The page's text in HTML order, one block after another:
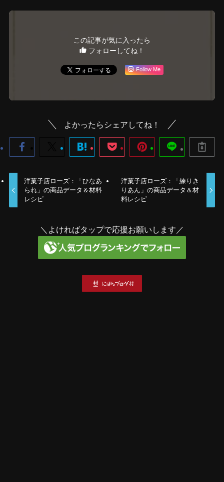
この記事が気に入ったら
フォローしてね！
Follow Me
よかったらシェアしてね！
洋菓子店ローズ：「ひなあ
られ」の商品データ＆材料
レシピ
洋菓子店ローズ：「練りき
りあん」の商品データ＆材
料レシピ
＼よければタップで応援お願いします／